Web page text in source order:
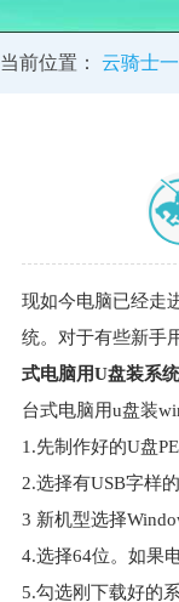
当前位置： 云骑士
现如今电脑已经走
统。对于有些新手
式电脑用U盘装系统
台式电脑用u盘装
1.先制作好的U盘
2.选择有USB字样
3 新机型选择
4.选择64位。如果
5.勾选刚下载好的